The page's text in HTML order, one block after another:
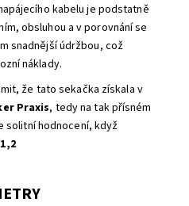
kabelu je podstatně
obsluhou a v porovnání se
snadnější údržbou, což
náklady.
že tato sekačka získala v
Praxis, tedy na tak přísném
solitní hodnocení, když